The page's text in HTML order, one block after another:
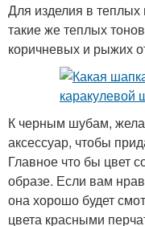
Для изделия в
такие же теплых
коричневых и рыжих
К черным шубам,
аксессуар, чтобы
Главное что бы цвет
образе. Если вам
она хорошо будет
цвета красными